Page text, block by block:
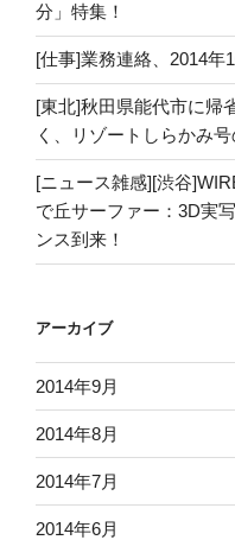
分」特集！
[仕事]業務連絡、2014年
[東北]秋田県能代市に帰
く、リゾートしらかみ号
[ニュース雑感][渋谷
で丘サーファー：3D実
ンス到来！
アーカイブ
2014年9月
2014年8月
2014年7月
2014年6月